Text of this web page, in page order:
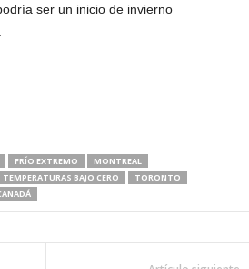
ser un inicio de invierno
FRÍO EXTREMO
MONTREAL
TEMPERATURAS BAJO CERO
TORONTO